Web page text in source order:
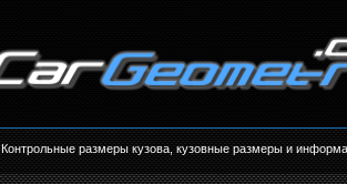
кузовные размеры. Геометрия кузова
Контрольные размеры кузова, кузовные размеры и